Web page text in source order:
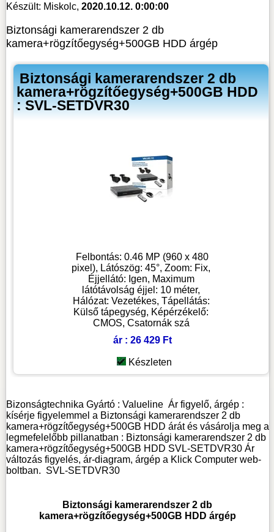
Készült: Miskolc, 2020.10.12. 0:00:00
Biztonsági kamerarendszer 2 db
kamera+rögzítőegység+500GB HDD árgép
Biztonsági kamerarendszer 2 db
kamera+rögzítőegység+500GB HDD
: SVL-SETDVR30
Felbontás: 0.46 MP (960 x 480
pixel), Látószög: 45°, Zoom: Fix,
Éjjellátó: Igen, Maximum
látótávolság éjjel: 10 méter,
Hálózat: Vezetékes, Tápellátás:
Külső tápegység, Képérzékelő:
CMOS, Csatornák szá
ár : 26 429 Ft
Készleten
Bizonságtechnika Gyártó : Valueline Ár figyelő, árgép :
kísérje figyelemmel a Biztonsági kamerarendszer 2 db
kamera+rögzítőegység+500GB HDD árát és vásárolja meg a
legmefelelőbb pillanatban : Biztonsági kamerarendszer 2 db
kamera+rögzítőegység+500GB HDD SVL-SETDVR30 Ár
változás figyelés, ár-diagram, árgép a Klick Computer web-
boltban. SVL-SETDVR30
Biztonsági kamerarendszer 2 db
kamera+rögzítőegység+500GB HDD árgép